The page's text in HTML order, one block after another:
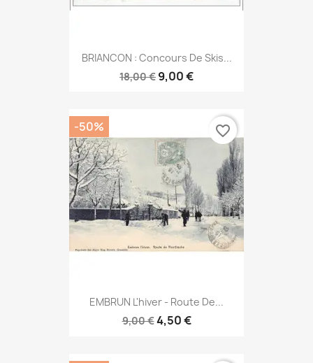
BRIANCON : Concours De Skis...
18,00 € 9,00 €
EMBRUN L'hiver - Route De...
9,00 €4,50 €
-50% favorite_border